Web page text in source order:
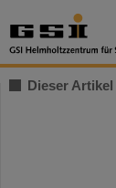
Dieser